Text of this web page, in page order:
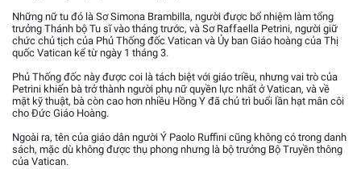
Những nữ tu đó là Sơ Simona Brambilla, người được bổ nhiệm làm tổng
trưởng Thánh bộ Tu sĩ vào tháng trước, và Sơ Raffaella Petrini, người giữ
chức chủ tịch của Phủ Thống đốc Vatican và Ủy ban Giáo hoàng của Thị
quốc Vatican kể từ ngày 1 tháng 3.
Phủ Thống đốc này được coi là tách biệt với giáo triều, nhưng vai trò của
Petrini khiến bà trở thành người phụ nữ quyền lực nhất ở Vatican, và về
mặt kỹ thuật, bà còn cao hơn nhiều Hồng Y đã chủ trì buổi lần hạt mân côi
cho Đức Giáo Hoàng.
Ngoài ra, tên của giáo dân người Ý Paolo Ruffini cũng không có trong danh
sách, mặc dù không được thụ phong nhưng là bộ trưởng Bộ Truyền thông
của Vatican.